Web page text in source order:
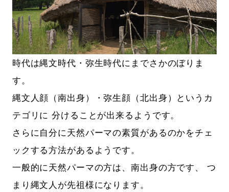
時代は縄文時代・弥生時代にまでさかのぼりま
す。
縄文人顔（南出身）・弥生顔（北出身）というカ
テゴリに 分けることが出来るようです。
さらに自分に天然パーマの素質があるのかをチェ
ックする方法があるようです。
一般的に天然パーマの方は、南出身の方です、 つ
まり縄文人が先祖様になります。